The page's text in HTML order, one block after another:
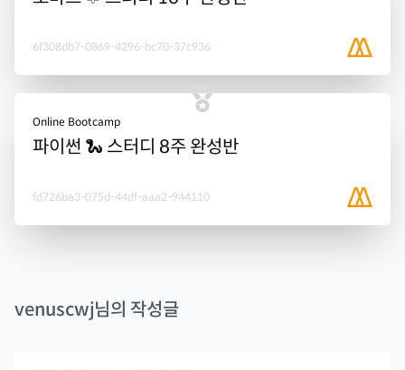
6f308db7-0869-4296-bc70-37c936
Online Bootcamp
파이썬 🐍 스터디 8주 완성반
fd726ba3-075d-44df-aaa2-944110
venuscwj님의 작성글